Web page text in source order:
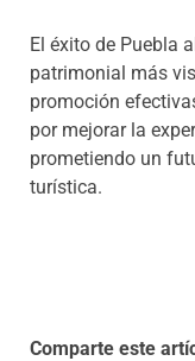
El éxito de Puebla
patrimonial más
promoción
por mejorar la
prometiendo un
turística.
Comparte este